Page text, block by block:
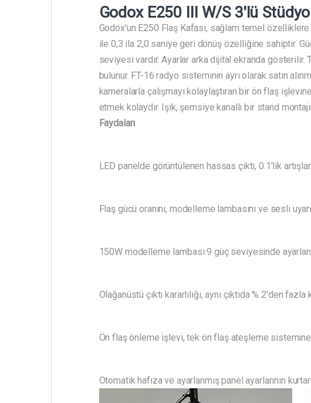
Godox E250 III W/S 3'lü
Godox'un E250 Flaş Kafası, sağlam temel
ile 0,3 ila 2,0 saniye geri dönüş özelliğine sahiptir.
seviyesi vardır. Ayarlar arka dijital ekranda
bulunur. FT-16 radyo sisteminin ayrı olarak satın
kameralarla çalışmayı kolaylaştıran bir ön flaş
etmek kolaydır. Işık, şemsiye kanallı bir stand
Faydaları
LED panelde görüntülenen hassas çıktı, 0.1'lik
Flaş gücü oranını, modelleme lambasını ve sesli
150W modelleme lambası 9 güç seviyesinde
Olağanüstü çıktı kararlılığı, aynı çıktıda % 2'den
Ön flaş önleme işlevi, tek ön flaş ateşleme
Otomatik hafıza ve ayarlanmış panel ayarlarının